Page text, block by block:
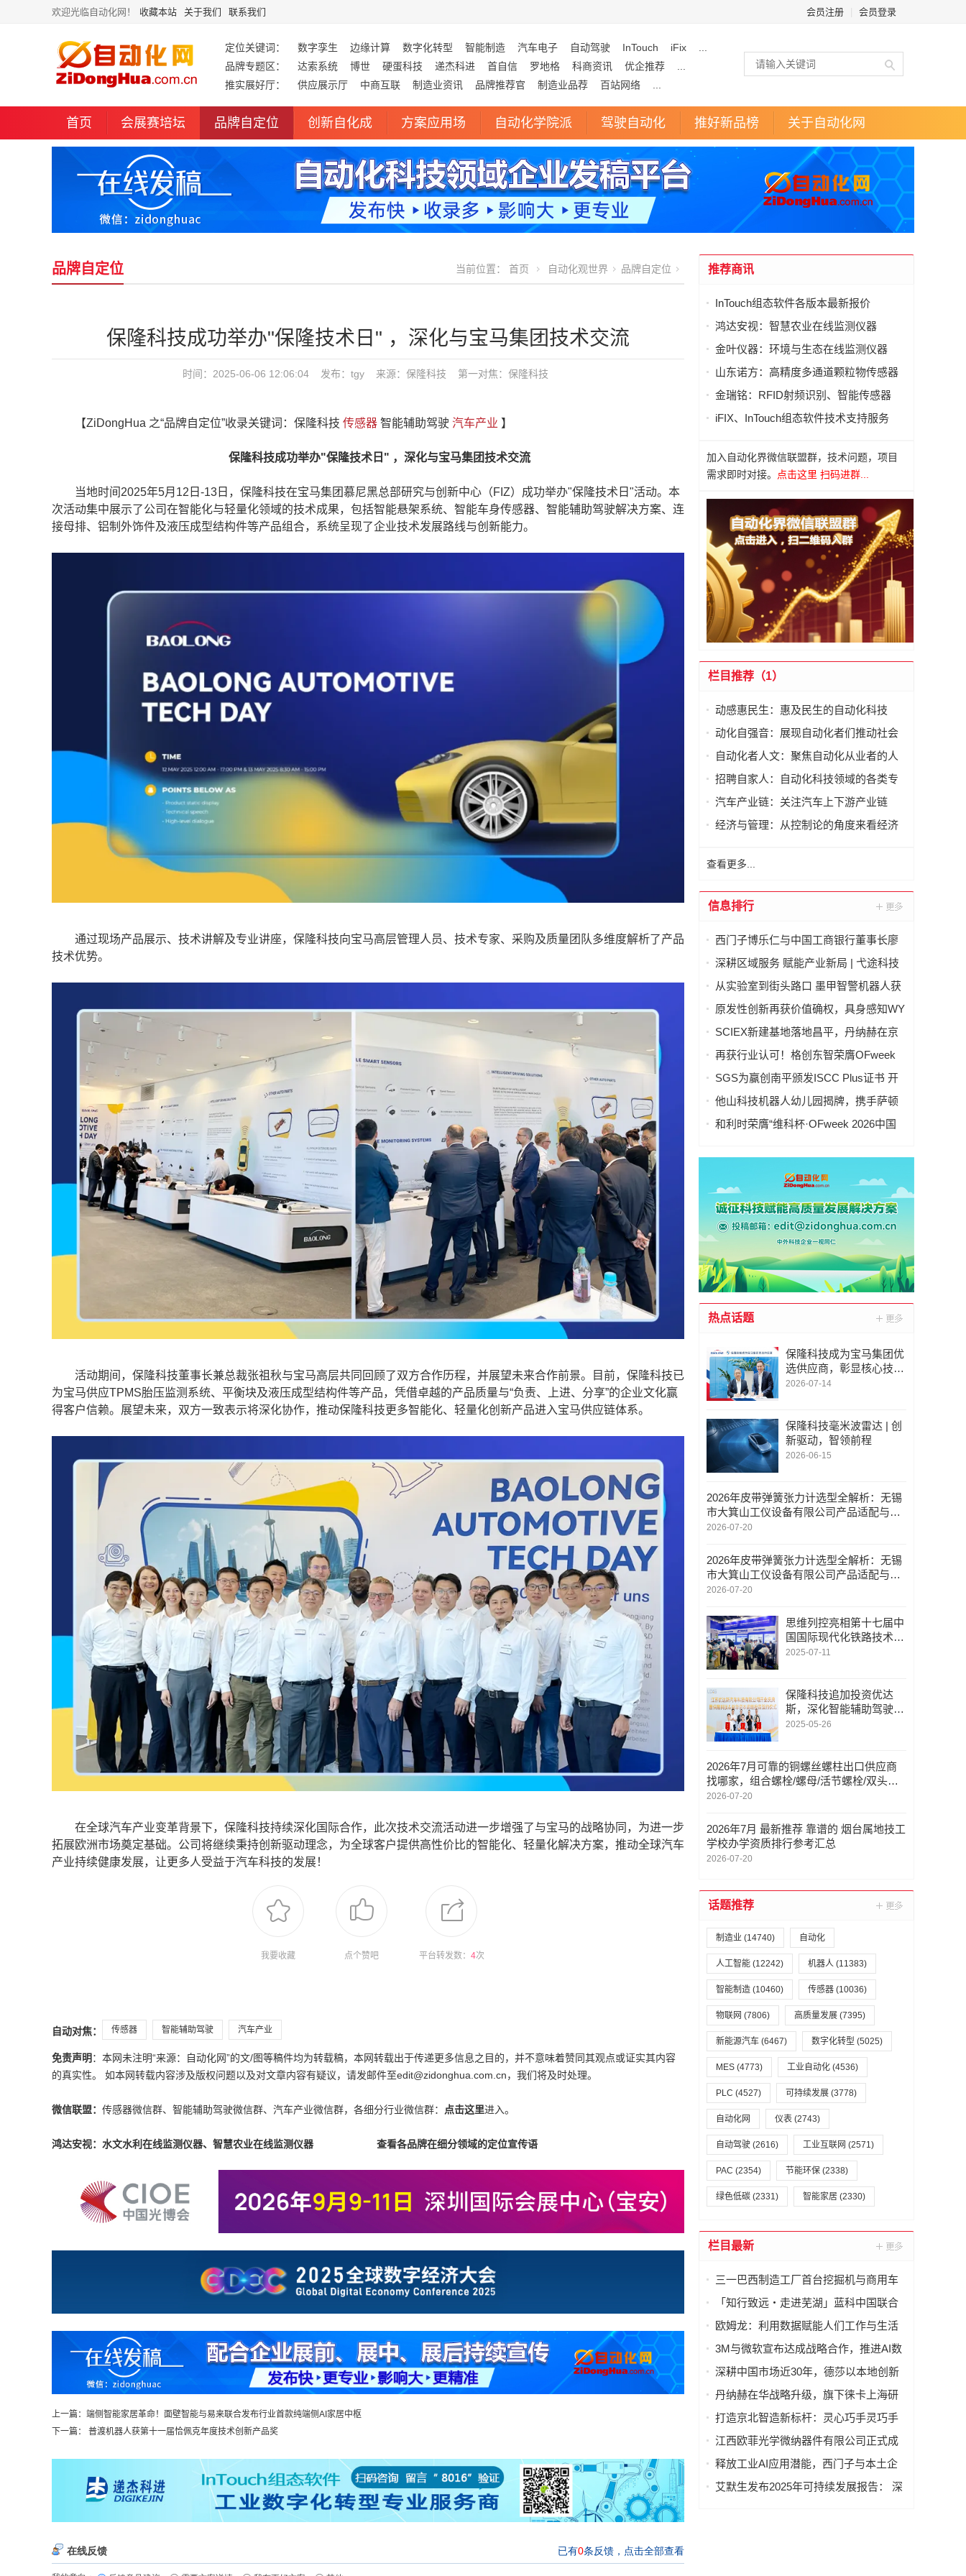
欢迎光临自动化网！ 收藏本站 关于我们 联系我们 会员注册 会员登录
定位关键词： 数字孪生 边缘计算 数字化转型 智能制造 汽车电子 自动驾驶 InTouch iFix
品牌专题区：
达索系统 博世 硬蛋科技 递杰科进 首自信 罗地格 科商资讯 优企推荐
推实展好厅：
供应展示厅 中商互联 制造业资讯 品牌推荐官 制造业品荐 百站网络
首页 会展赛培坛 品牌自定位 创新自化成 方案应用场 自动化学院派 驾驶自动化 推好新品榜 关于自动化网
品牌自定位 当前位置： 首页 自动化观世界 品牌自定位
保隆科技成功举办"保隆技术日" ，深化与宝马集团技术交流
时间：2025-06-06 12:06:04 发布：tgy 来源：保隆科技 第一对焦： 保隆科技
【ZiDongHua 之“品牌自定位”收录关键词：保隆科技 传感器 智能辅助驾驶 汽车产业 】
保隆科技成功举办"保隆技术日" ，深化与宝马集团技术交流
当地时间2025年5月12日-13日，保隆科技在宝马集团慕尼黑总部研究与创新中心（FIZ）成功举办"保隆技术日"活动。本
次活动集中展示了公司在智能化与轻量化领域的技术成果，包括智能悬架系统、智能车身传感器、智能辅助驾驶解决方案、连
接母排、铝制外饰件及液压成型结构件等产品组合，系统呈现了企业技术发展路线与创新能力。
通过现场产品展示、技术讲解及专业讲座，保隆科技向宝马高层管理人员、技术专家、采购及质量团队多维度解析了产品
技术优势。
活动期间，保隆科技董事长兼总裁张祖秋与宝马高层共同回顾了双方合作历程，并展望未来合作前景。目前，保隆科技已
为宝马供应TPMS胎压监测系统、平衡块及液压成型结构件等产品，凭借卓越的产品质量与“负责、上进、分享”的企业文化赢
得客户信赖。展望未来，双方一致表示将深化协作，推动保隆科技更多智能化、轻量化创新产品进入宝马供应链体系。
在全球汽车产业变革背景下，保隆科技持续深化国际合作，此次技术交流活动进一步增强了与宝马的战略协同，为进一步
拓展欧洲市场奠定基础。公司将继续秉持创新驱动理念，为全球客户提供高性价比的智能化、轻量化解决方案，推动全球汽车
产业持续健康发展，让更多人受益于汽车科技的发展！
我要收藏 点个赞吧 平台转发数： 4次
自动对焦： 传感器 智能辅助驾驶 汽车产业
免责声明 ：本网未注明“来源：自动化网”的文/图等稿件均为转载稿，本网转载出于传递更多信息之目的，并不意味着赞同其观点或证实其内容
的真实性。 如本网转载内容涉及版权问题以及对文章内容有疑议，请发邮件至edit@zidonghua.com.cn，我们将及时处理。
微信联盟： 传感器微信群、智能辅助驾驶微信群、汽车产业微信群，各细分行业微信群： 点击这里进入。
鸿达安视：水文水利在线监测仪器、智慧农业在线监测仪器 查看各品牌在细分领域的定位宣传语
上一篇： 端侧智能家居革命！面壁智能与易来联合发布行业首款纯端侧AI家居中枢
下一篇： 普渡机器人获第十一届恰佩克年度技术创新产品奖
推荐商讯
InTouch组态软件各版本最新报价
鸿达安视：智慧农业在线监测仪器
金叶仪器：环境与生态在线监测仪器
山东诺方：高精度多通道颗粒物传感器
金瑞铭：RFID射频识别、智能传感器
iFIX、InTouch组态软件技术支持服务
加入自动化界微信联盟群，技术问题，项目
需求即时对接。
点击这里 扫码进群...
栏目推荐（1）
动感惠民生：惠及民生的自动化科技
动化自强音：展现自动化者们推动社会
进步发出的响亮声音
自动化者人文：聚焦自动化从业者的人
文思考
招聘自家人：自动化科技领域的各类专
家及人才需求资讯
汽车产业链：关注汽车上下游产业链
经济与管理：从控制论的角度来看经济
查看更多...
信息排行
西门子博乐仁与中国工商银行董事长廖
林在京签署战略合作备忘录
深耕区域服务 赋能产业新局 | 弋途科技
华南中心落地深圳，全域AIOT战略全面
从实验室到街头路口 墨甲智警机器人获
虎啸双银奖
原发性创新再获价值确权，具身感知WY
代表帕西尼入选未来产业定义者榜单
SCIEX新建基地落地昌平，丹纳赫在京
布局第三座制造基地
再获行业认可！格创东智荣膺OFweek
2026中国智能制造行业年度卓越领军企
SGS为赢创南平颁发ISCC Plus证书 开
启化工循环经济新历程
他山科技机器人幼儿园揭牌，携手萨顿
教授与生态伙伴，共启具身智能“启蒙时
和利时荣膺“维科杯·OFweek 2026中国
自主创新实力引领智造新浪潮
热点话题
保隆科技成为宝马集团优
选供应商，彰显核心技术
实力
2026-07-14
保隆科技毫米波雷达 | 创
新驱动，智领前程
2026-06-15
2026年皮带弹簧张力计选型全解析：无锡
市大箕山工仪设备有限公司产品适配与采
购指南
2026-07-20
2026年皮带弹簧张力计选型全解析：无锡
市大箕山工仪设备有限公司产品适配与采
购指南
2026-07-20
思维列控亮相第十七届中
国国际现代化铁路技术装
备展览会
2025-07-11
保隆科技追加投资优达
斯，深化智能辅助驾驶合
作
2025-05-26
2026年7月可靠的铜螺丝螺柱出口供应商
找哪家，组合螺栓/螺母/活节螺栓/双头螺
柱/法兰螺母，螺柱直供厂家哪家好
2026-07-20
2026年7月 最新推荐 靠谱的 烟台属地技工
学校办学资质排行参考汇总
2026-07-20
话题推荐
制造业 (14740) 自动化
人工智能 (12242) 机器人 (11383)
智能制造 (10460) 传感器 (10036)
物联网 (7806) 高质量发展 (7395)
新能源汽车 (6467) 数字化转型 (5025)
MES (4773) 工业自动化 (4536)
PLC (4527) 可持续发展 (3778)
自动化网 仪表 (2743)
自动驾驶 (2616) 工业互联网 (2571)
PAC (2354) 节能环保 (2338)
绿色低碳 (2331) 智能家居 (2330)
栏目最新
三一巴西制造工厂首台挖掘机与商用车
样机下线
「知行致远・走进芜湖」蓝科中国联合
上市公司协会，发起高端制造业深度研
欧姆龙：利用数据赋能人们工作与生活
的方方面面
3M与微软宣布达成战略合作，推进AI数
据中心基础设施技术发展和企业转型
深耕中国市场近30年，德莎以本地创新
与供应链韧性连接全球
丹纳赫在华战略升级，旗下徕卡上海研
发制造基地正式启动
打造京北智造新标杆：灵心巧手灵巧手
智能化生产线落地北京昌平
江西欧菲光学微纳器件有限公司正式成
立
释放工业AI应用潜能，西门子与本土企
业深化合作
艾默生发布2025年可持续发展报告： 深